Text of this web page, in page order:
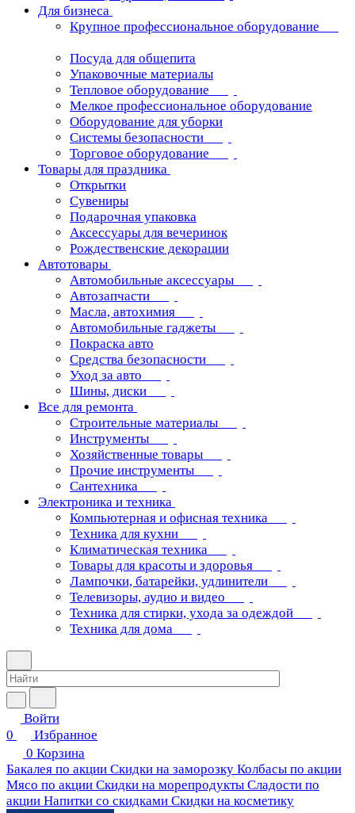
Для бизнеса
Крупное профессиональное оборудование
Посуда для общепита
Упаковочные материалы
Тепловое оборудование
Мелкое профессиональное оборудование
Оборудование для уборки
Системы безопасности
Торговое оборудование
Товары для праздника
Открытки
Сувениры
Подарочная упаковка
Аксессуары для вечеринок
Рождественские декорации
Автотовары
Автомобильные аксессуары
Автозапчасти
Масла, автохимия
Автомобильные гаджеты
Покраска авто
Средства безопасности
Уход за авто
Шины, диски
Все для ремонта
Строительные материалы
Инструменты
Хозяйственные товары
Прочие инструменты
Сантехника
Электроника и техника
Компьютерная и офисная техника
Техника для кухни
Климатическая техника
Товары для красоты и здоровья
Лампочки, батарейки, удлинители
Телевизоры, аудио и видео
Техника для стирки, ухода за одеждой
Техника для дома
Войти
0
Избранное
0 Корзина
Бакалея по акции Скидки на заморозку Колбасы по акции
Мясо по акции Скидки на морепродукты Сладости по
акции Напитки со скидками Скидки на косметику